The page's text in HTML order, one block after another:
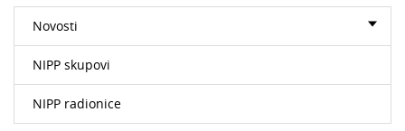
Novosti
NIPP skupovi
NIPP radionice